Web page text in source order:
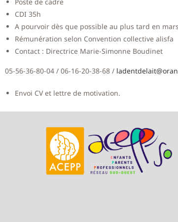
CDI 35h
A pourvoir dès que possible au plus tard en
Rémunération selon Convention collective alisfa
Contact : Directrice Marie-Simonne Boudinet
05-56-36-80-04 / 06-16-20-38-68 /
Envoi CV et lettre de motivation.